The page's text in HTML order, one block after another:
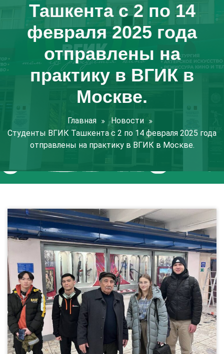
Ташкента с 2 по 14
февраля 2025 года
отправлены на
практику в ВГИК в
Москве.
Главная
Новости
Студенты ВГИК Ташкента с 2 по 14 февраля 2025 года
отправлены на практику в ВГИК в Москве.